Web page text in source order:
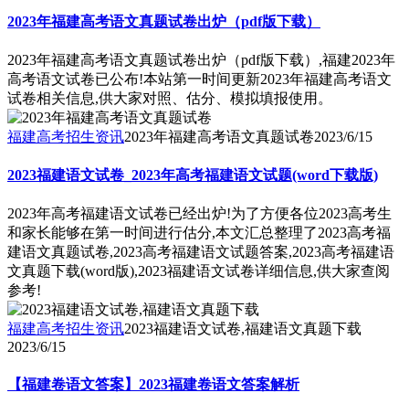
2023年福建高考语文真题试卷出炉（pdf版下载）
2023年福建高考语文真题试卷出炉（pdf版下载）,福建2023年
高考语文试卷已公布!本站第一时间更新2023年福建高考语文
试卷相关信息,供大家对照、估分、模拟填报使用。
福建高考招生资讯2023年福建高考语文真题试卷2023/6/15
2023福建语文试卷_2023年高考福建语文试题(word下载版)
2023年高考福建语文试卷已经出炉!为了方便各位2023高考生
和家长能够在第一时间进行估分,本文汇总整理了2023高考福
建语文真题试卷,2023高考福建语文试题答案,2023高考福建语
文真题下载(word版),2023福建语文试卷详细信息,供大家查阅
参考!
福建高考招生资讯2023福建语文试卷,福建语文真题下载
2023/6/15
【福建卷语文答案】2023福建卷语文答案解析